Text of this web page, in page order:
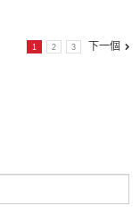
1 2 3 下一個